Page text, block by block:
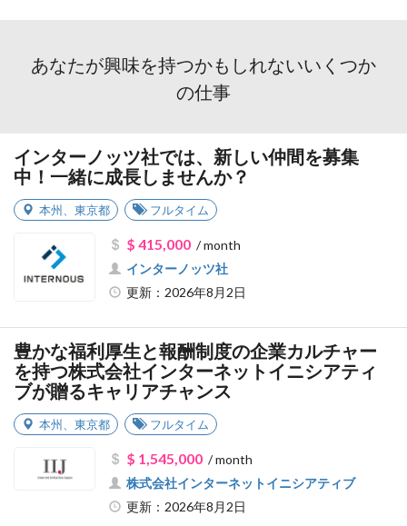
あなたが興味を持つかもしれないいくつか
の仕事
インターノッツ社では、新しい仲間を募集
中！一緒に成長しませんか？
本州 東京都 フルタイム
$ 415,000/ month
インターノッツ社
更新：2026年8月2日
豊かな福利厚生と報酬制度の企業カルチャー
を持つ株式会社インターネットイニシアティ
ブが贈るキャリアチャンス
本州 東京都 フルタイム
$ 1,545,000/ month
株式会社インターネットイニシアティブ
更新：2026年8月2日